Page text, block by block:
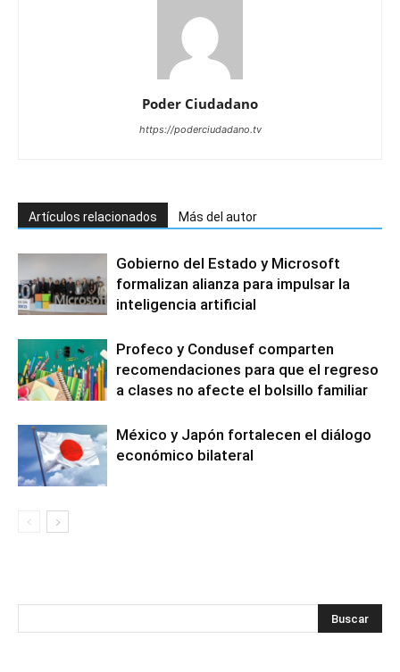
Poder Ciudadano
https://poderciudadano.tv
Artículos relacionados Más del autor
Gobierno del Estado y Microsoft
formalizan alianza para impulsar la
inteligencia artificial
Profeco y Condusef comparten
recomendaciones para que el regreso
a clases no afecte el bolsillo familiar
México y Japón fortalecen el diálogo
económico bilateral